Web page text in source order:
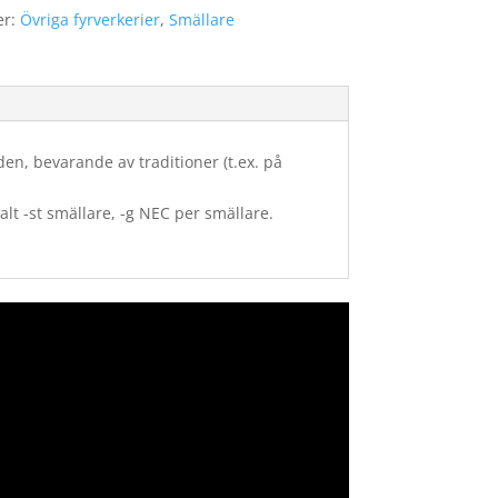
Övriga fyrverkerier, Smällare
bevarande av traditioner (t.ex. på
-st smällare, -g NEC per smällare.